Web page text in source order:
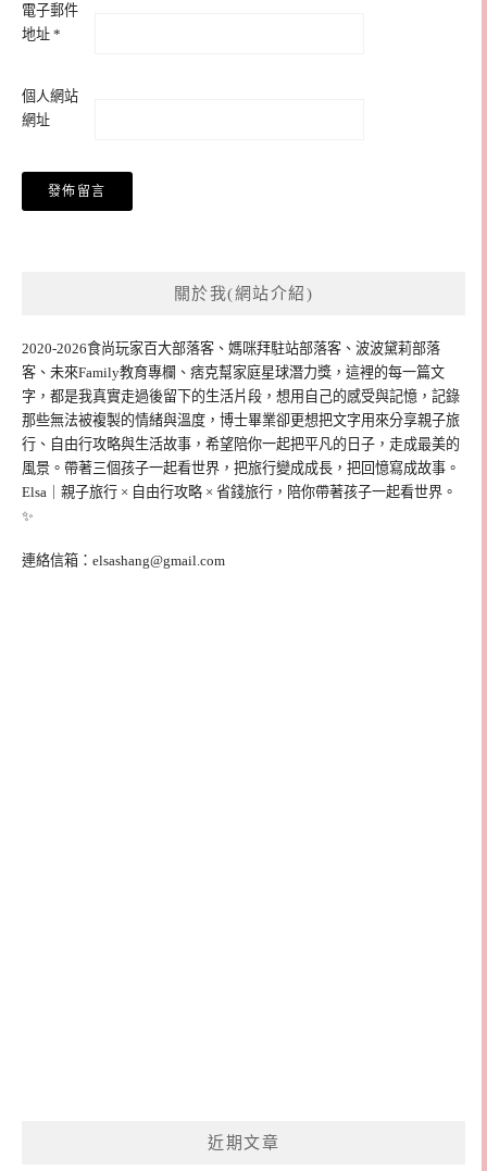
電子郵件
地址 *
個人網站
網址
關於我(網站介紹)
2020-2026食尚玩家百大部落客、媽咪拜駐站部落客、波波黛莉部落
客、未來Family教育專欄、痞克幫家庭星球潛力獎，這裡的每一篇文
字，都是我真實走過後留下的生活片段，想用自己的感受與記憶，記錄
那些無法被複製的情緒與溫度，博士畢業卻更想把文字用來分享親子旅
行、自由行攻略與生活故事，希望陪你一起把平凡的日子，走成最美的
風景。帶著三個孩子一起看世界，把旅行變成成長，把回憶寫成故事。
Elsa｜親子旅行 × 自由行攻略 × 省錢旅行，陪你帶著孩子一起看世界。
✨
連絡信箱： elsashang@gmail.com
近期文章